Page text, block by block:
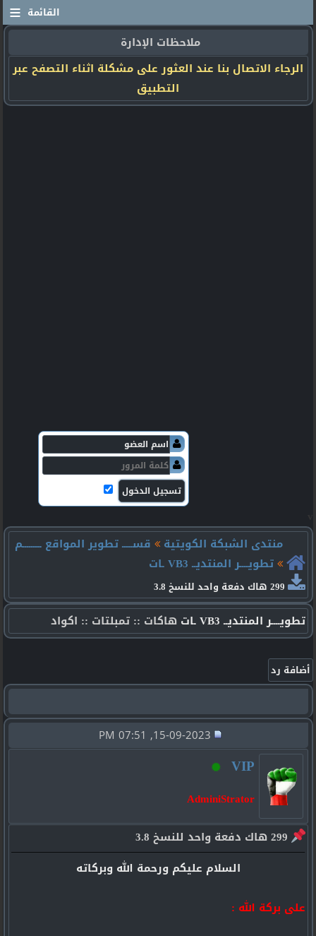
≡ القائمة
ملاحظات الإدارة
الرجاء الاتصال بنا عند العثور على مشكلة اثناء التصفح عبر
التطبيق
منتدى الشبكة الكويتية
قســـــ تطوير المواقع ـــــــــم
تطويــــر المنتديــ VB3 ـات
299 هاك دفعة واحد للنسخ 3.8
تطويــــر المنتديــ VB3 ـات هاكات :: تمبلتات :: اكواد
VIP
AdminiStrator
299 هاك دفعة واحد للنسخ 3.8
السلام عليكم ورحمة الله وبركاته
على بركة الله :